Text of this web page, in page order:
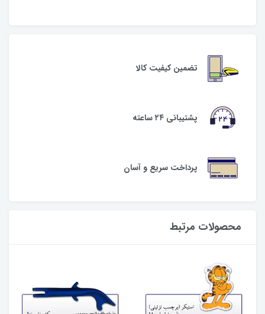
تضمین کیفیت کالا
پشتیبانی ۲۴ ساعته
پرداخت سریع و آسان
محصولات مرتبط